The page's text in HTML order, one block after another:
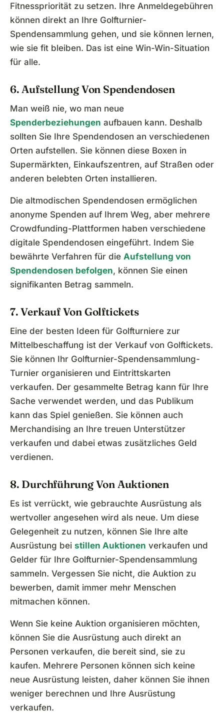
Fitnesspriorität zu setzen. Ihre Anmeldegebühren
können direkt an Ihre Golfturnier-
Spendensammlung gehen, und sie können lernen,
wie sie fit bleiben. Das ist eine Win-Win-Situation
für alle.
6. Aufstellung Von Spendendosen
Man weiß nie, wo man neue
Spenderbeziehungen aufbauen kann. Deshalb
sollten Sie Ihre Spendendosen an verschiedenen
Orten aufstellen. Sie können diese Boxen in
Supermärkten, Einkaufszentren, auf Straßen oder
anderen belebten Orten installieren.
Die altmodischen Spendendosen ermöglichen
anonyme Spenden auf Ihrem Weg, aber mehrere
Crowdfunding-Plattformen haben verschiedene
digitale Spendendosen eingeführt. Indem Sie
bewährte Verfahren für die Aufstellung von
Spendendosen befolgen, können Sie einen
signifikanten Betrag sammeln.
7. Verkauf Von Golftickets
Eine der besten Ideen für Golfturniere zur
Mittelbeschaffung ist der Verkauf von Golftickets.
Sie können Ihr Golfturnier-Spendensammlung-
Turnier organisieren und Eintrittskarten
verkaufen. Der gesammelte Betrag kann für Ihre
Sache verwendet werden, und das Publikum
kann das Spiel genießen. Sie können auch
Merchandising an Ihre treuen Unterstützer
verkaufen und dabei etwas zusätzliches Geld
verdienen.
8. Durchführung Von Auktionen
Es ist verrückt, wie gebrauchte Ausrüstung als
wertvoller angesehen wird als neue. Um diese
Gelegenheit zu nutzen, können Sie Ihre alte
Ausrüstung bei stillen Auktionen verkaufen und
Gelder für Ihre Golfturnier-Spendensammlung
sammeln. Vergessen Sie nicht, die Auktion zu
bewerben, damit immer mehr Menschen
mitmachen können.
Wenn Sie keine Auktion organisieren möchten,
können Sie die Ausrüstung auch direkt an
Personen verkaufen, die bereit sind, sie zu
kaufen. Mehrere Personen können sich keine
neue Ausrüstung leisten, daher können Sie ihnen
weniger berechnen und Ihre Ausrüstung
verkaufen.